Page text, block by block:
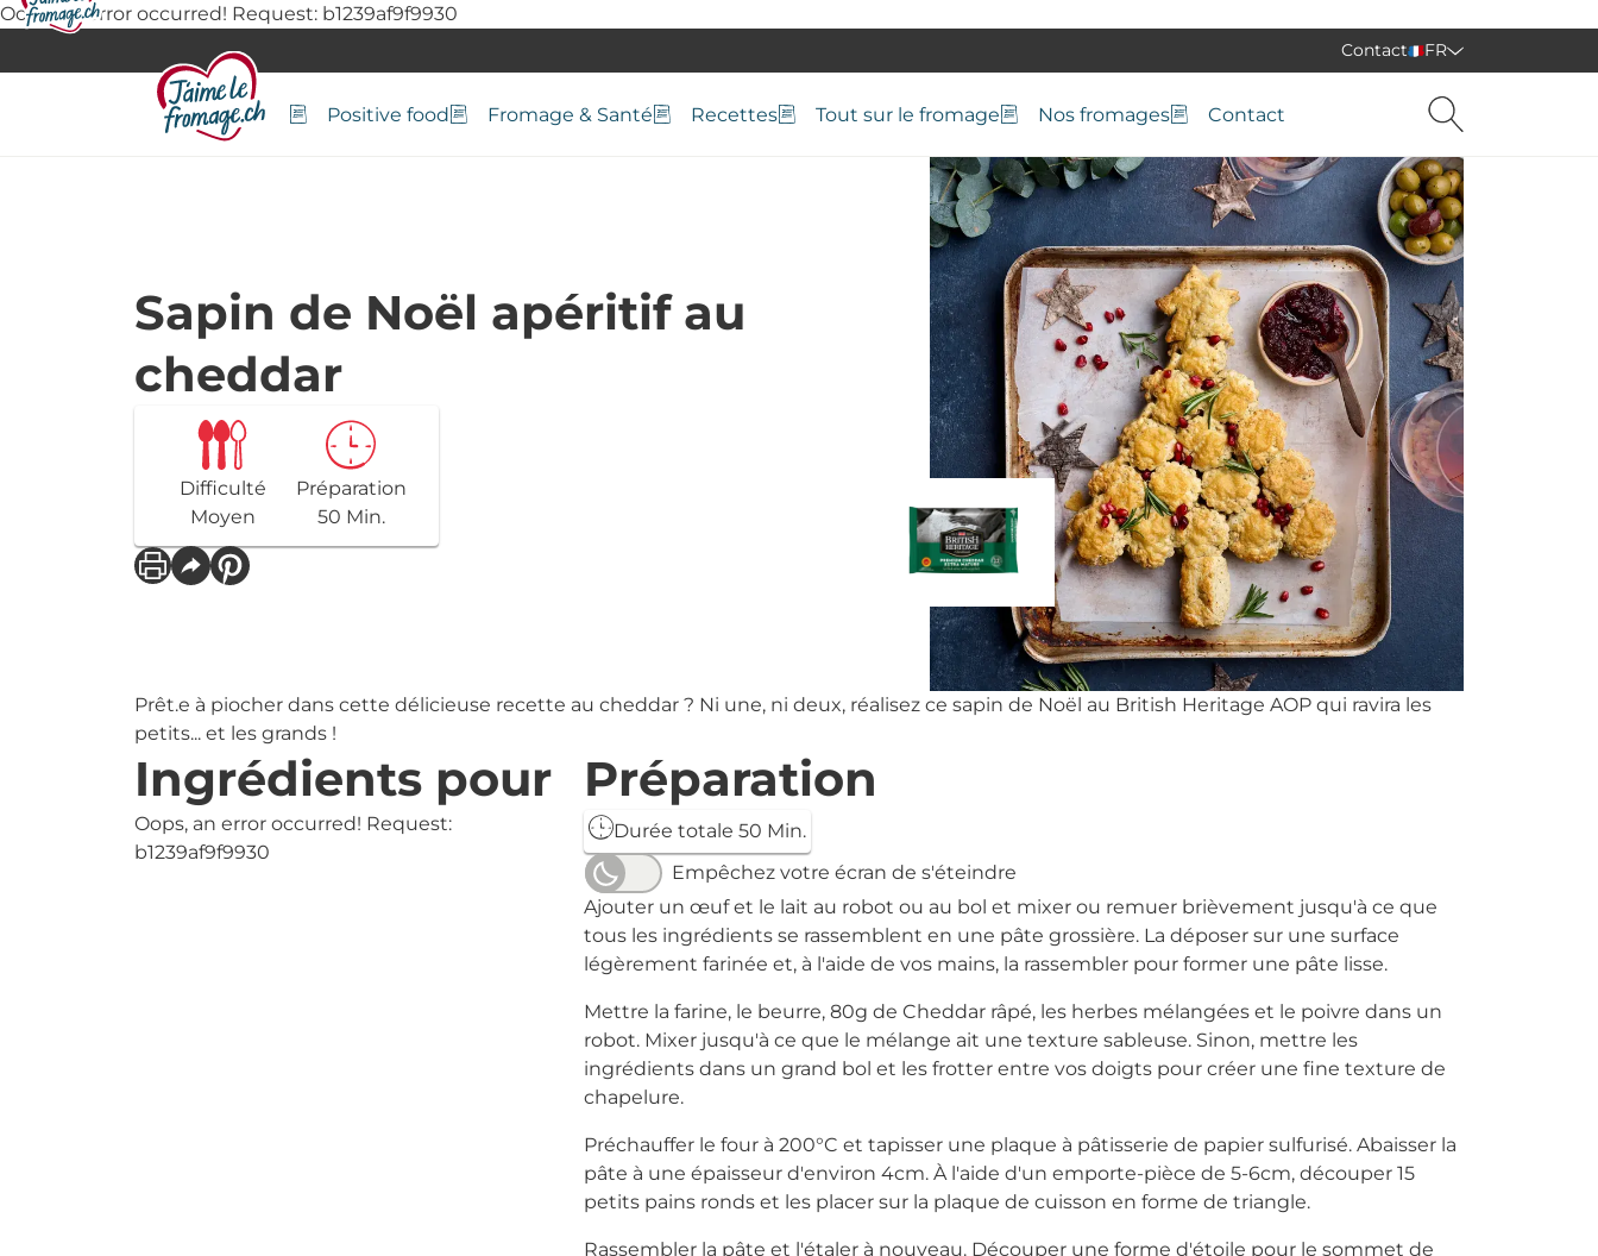
Oops, an error occurred! Request: b1239af9f9930
Contact FR
Positive food Fromage & Santé Recettes Tout sur le fromage Nos fromages Contact
Sapin de Noël apéritif au
cheddar
Difficulté
Moyen
Préparation
50 Min.
Prêt.e à piocher dans cette délicieuse recette au cheddar ? Ni une, ni deux, réalisez ce sapin de Noël au British Heritage AOP qui ravira les
petits... et les grands !
Ingrédients pour
Oops, an error occurred! Request:
b1239af9f9930
Préparation
Durée totale 50 Min.
Empêchez votre écran de s'éteindre
Ajouter un œuf et le lait au robot ou au bol et mixer ou remuer brièvement jusqu'à ce que
tous les ingrédients se rassemblent en une pâte grossière. La déposer sur une surface
légèrement farinée et, à l'aide de vos mains, la rassembler pour former une pâte lisse.
Mettre la farine, le beurre, 80g de Cheddar râpé, les herbes mélangées et le poivre dans un
robot. Mixer jusqu'à ce que le mélange ait une texture sableuse. Sinon, mettre les
ingrédients dans un grand bol et les frotter entre vos doigts pour créer une fine texture de
chapelure.
Préchauffer le four à 200°C et tapisser une plaque à pâtisserie de papier sulfurisé. Abaisser la
pâte à une épaisseur d'environ 4cm. À l'aide d'un emporte-pièce de 5-6cm, découper 15
petits pains ronds et les placer sur la plaque de cuisson en forme de triangle.
Rassembler la pâte et l'étaler à nouveau. Découper une forme d'étoile pour le sommet de